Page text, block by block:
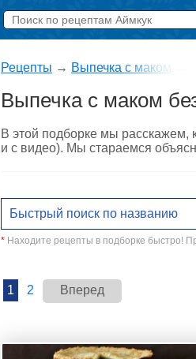
Рецепты → Выпечка с маком
Выпечка с маком
В этой подборке мы расскажем,
и с видео). Мы стараемся
* Находите рецепты в подборке быстро!
1 2 Вперед